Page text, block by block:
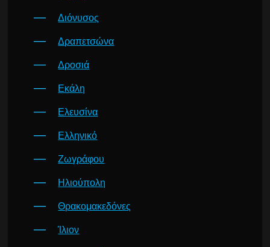
Διόνυσος
Δραπετσώνα
Δροσιά
Εκάλη
Ελευσίνα
Ελληνικό
Ζωγράφου
Ηλιούπολη
Θρακομακεδόνες
Ίλιον